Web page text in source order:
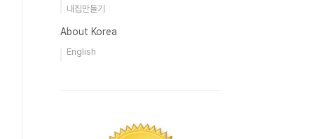
내집만들기
About Korea
English